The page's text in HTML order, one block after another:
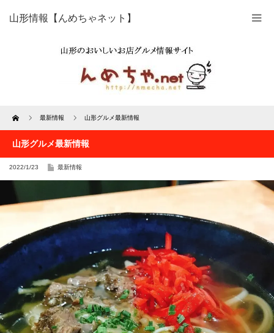
山形情報【んめちゃネット】
Home 最新情報 山形グルメ最新情報
山形グルメ最新情報
2022/1/23 最新情報